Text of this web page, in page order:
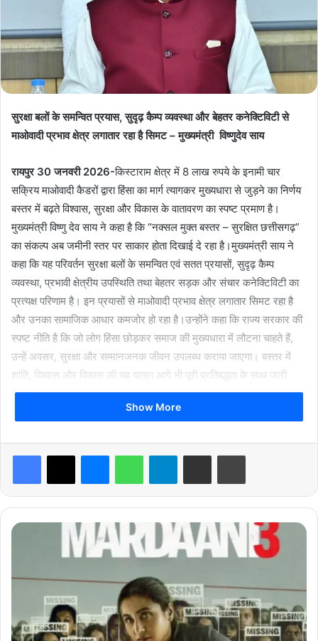
सुरक्षा बलों के समन्वित प्रयास, सुदृढ़ कैम्प व्यवस्था और बेहतर कनेक्टिविटी से
माओवादी प्रभाव क्षेत्र लगातार रहा है सिमट – मुख्यमंत्री विष्णुदेव साय
रायपुर 30 जनवरी 2026-किस्टाराम क्षेत्र में 8 लाख रुपये के इनामी चार
सक्रिय माओवादी कैडरों द्वारा हिंसा का मार्ग त्यागकर मुख्यधारा से जुड़ने का निर्णय
बस्तर में बढ़ते विश्वास, सुरक्षा और विकास के वातावरण का स्पष्ट प्रमाण है।
मुख्यमंत्री विष्णु देव साय ने कहा है कि “नक्सल मुक्त बस्तर – सुरक्षित छत्तीसगढ़”
का संकल्प अब जमीनी स्तर पर साकार होता दिखाई दे रहा है।मुख्यमंत्री साय ने
कहा कि यह परिवर्तन सुरक्षा बलों के समन्वित एवं सतत प्रयासों, सुदृढ़ कैम्प
व्यवस्था, प्रभावी क्षेत्रीय उपस्थिति तथा बेहतर सड़क और संचार कनेक्टिविटी का
प्रत्यक्ष परिणाम है। इन प्रयासों से माओवादी प्रभाव क्षेत्र लगातार सिमट रहा है
और उनका सामाजिक आधार कमजोर हो रहा है।उन्होंने कहा कि राज्य सरकार की
स्पष्ट नीति है कि जो लोग हिंसा छोड़कर समाज की मुख्यधारा में लौटना चाहते हैं,
उन्हें अवसर, सुरक्षा और सम्मानजनक जीवन उपलब्ध कराया जाएगा। बस्तर में
शांति, विश्वास और विकास की यह यात्रा आगे भी पूरी प्रतिबद्धता के साथ जारी
रहेगी।
breaking news Chhattisgarh News
hindi news latest news today news
Show More
Telegram
म
3
बि